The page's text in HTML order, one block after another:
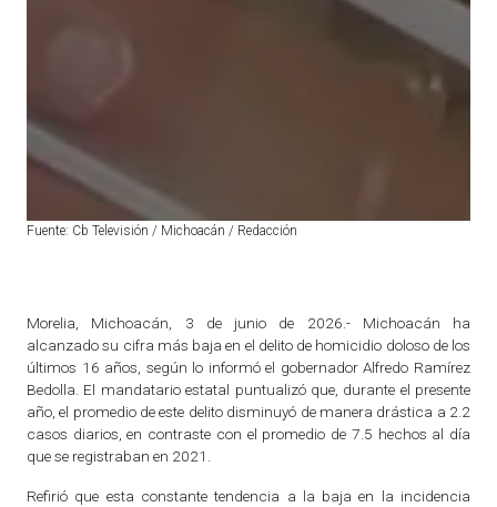
Fuente: Cb Televisión / Michoacán / Redacción
Morelia, Michoacán, 3 de junio de 2026.- Michoacán ha
alcanzado su cifra más baja en el delito de homicidio doloso de los
últimos 16 años, según lo informó el gobernador Alfredo Ramírez
Bedolla. El mandatario estatal puntualizó que, durante el presente
año, el promedio de este delito disminuyó de manera drástica a 2.2
casos diarios, en contraste con el promedio de 7.5 hechos al día
que se registraban en 2021.
Refirió que esta constante tendencia a la baja en la incidencia